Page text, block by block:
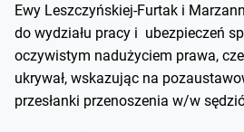
Ewy Leszczyńskiej-Furtak i
do wydziału pracy i ubezpieczeń
oczywistym nadużyciem prawa,
ukrywał, wskazując na
przesłanki przenoszenia w/w